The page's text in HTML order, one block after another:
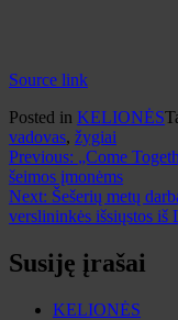
Source link
Posted in KELIONĖS
vadovas, žygiai
Navigacija
tarp
įrašų
Previous: „Come
šeimos įmonėms
Next: Šešerių metų
verslininkės išsiųstos iš
Susiję įrašai
KELIONĖS